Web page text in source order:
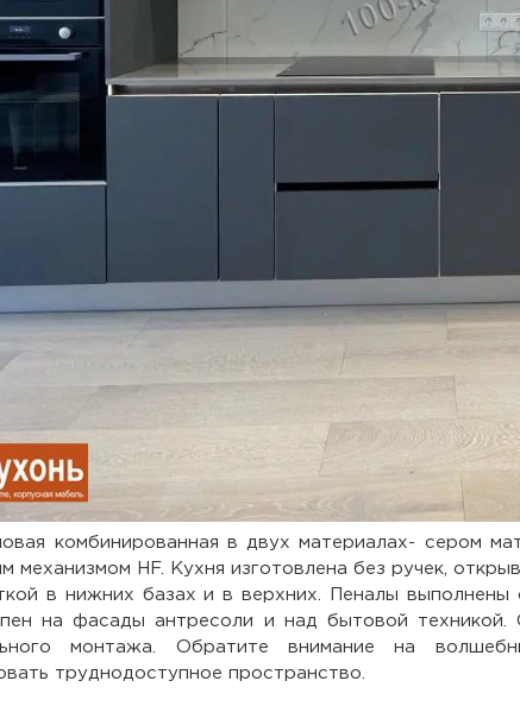
комбинированная в двух материалах- сером
механизмом HF. Кухня изготовлена без ручек,
в нижних базах и в верхних. Пеналы выполнены
на фасады антресоли и над бытовой техникой.
монтажа. Обратите внимание на
труднодоступное пространство.